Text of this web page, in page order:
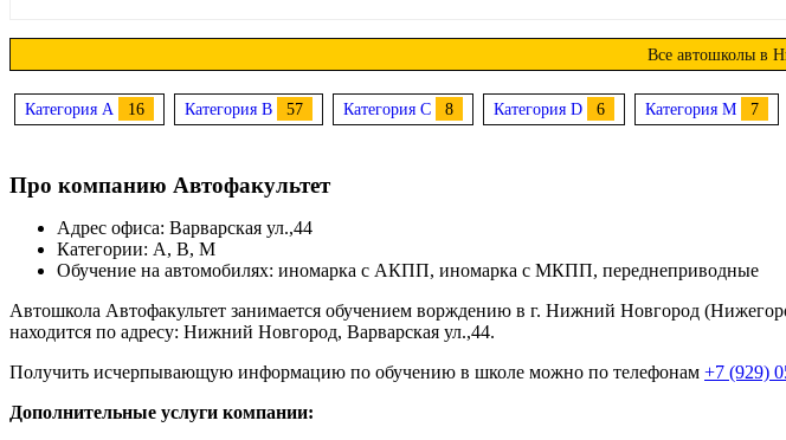
Все автошколы в
Категория A 16 Категория B 57 Категория C 8 Категория D 6 Категория M 7
Про компанию Автофакультет
Адрес офиса: Варварская ул.,44
Категории: A, B, M
Обучение на автомобилях: иномарка с АКПП, иномарка с МКПП, переднеприводные
Автошкола Автофакультет занимается обучением ворждению в г. Нижний Новгород
находится по адресу: Нижний Новгород, Варварская ул.,44.
Получить исчерпывающую информацию по обучению в школе можно по телефонам +7 (929)
Дополнительные услуги компании: